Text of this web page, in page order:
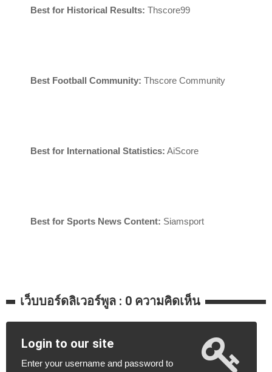
Best for Historical Results: Thscore99
Best Football Community: Thscore Community
Best for International Statistics: AiScore
Best for Sports News Content: Siamsport
เว็บบอร์ดลิเวอร์พูล : 0 ความคิดเห็น
Login to our site
Enter your username and password to